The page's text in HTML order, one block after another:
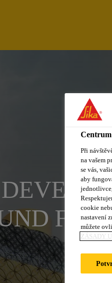
Při
na vašem
se vás,
aby
cookie
nastavení
můžete
ZÁSADY